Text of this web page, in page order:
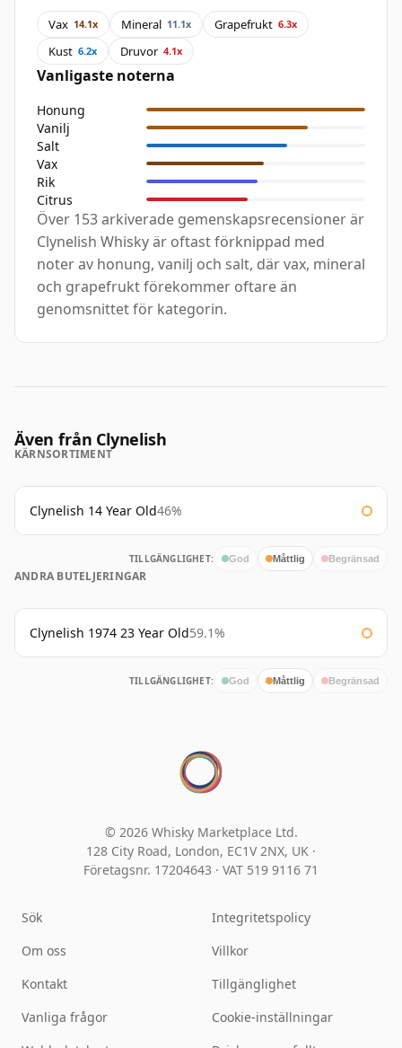
Vax 14.1x Mineral 11.1x Grapefrukt 6.3x
Kust 6.2x Druvor 4.1x
Vanligaste noterna
Honung
Vanilj
Salt
Vax
Rik
Citrus
Över 153 arkiverade gemenskapsrecensioner är
Clynelish Whisky är oftast förknippad med
noter av honung, vanilj och salt, där vax, mineral
och grapefrukt förekommer oftare än
genomsnittet för kategorin.
Även från Clynelish
KÄRNSORTIMENT
Clynelish 14 Year Old46%
TILLGÄNGLIGHET: God Måttlig Begränsad
ANDRA BUTELJERINGAR
Clynelish 1974 23 Year Old59.1%
TILLGÄNGLIGHET: God Måttlig Begränsad
© 2026 Whisky Marketplace Ltd.
128 City Road, London, EC1V 2NX, UK ·
Företagsnr. 17204643 · VAT 519 9116 71
Sök
Om oss
Kontakt
Vanliga frågor
Integritetspolicy
Villkor
Tillgänglighet
Cookie-inställningar